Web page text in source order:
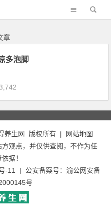
章
多泡脚
养生网 版权所有 |
网站地图
观点，并仅供查阅，不作为任
据！
-11 | 公安备案号： 渝公网安备
号